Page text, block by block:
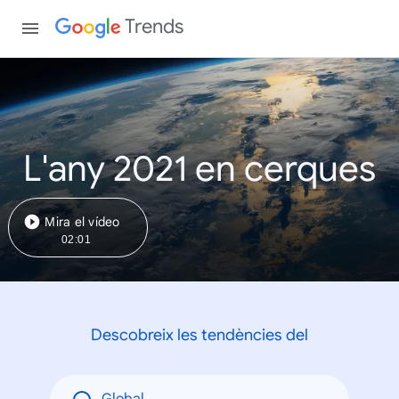
Trends
L'any 2021 en cerques
Mira el vídeo
02:01
Descobreix les tendències del